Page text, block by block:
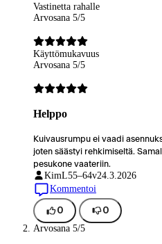
Vastinetta rahalle
Arvosana 5/5
Käyttömukavuus
Arvosana 5/5
Helppo
Kuivausrumpu ei vaadi
joten säästyi rehkimiseltä.
pesukone vaateriin.
KimL55–64v24.3.2026
Kommentoi
0 0
Arvosana 5/5